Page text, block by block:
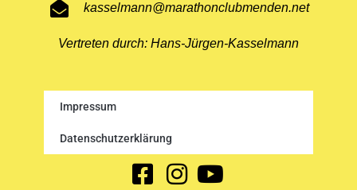
kasselmann@marathonclubmenden.net
Vertreten durch: Hans-Jürgen-Kasselmann
Impressum
Datenschutzerklärung